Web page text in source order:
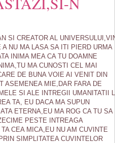
SI CREATOR AL
A NU MA LASA SA ITI PIERD URMA
INIMA MEA CA TU DOAMNE
MA CUNOSTI CEL MAI
DE BUNA VOIE AI VENIT DIN
ASEMENEA MIE,DAR FARA DE
SI ALE INTREGII UMANITATII
TA, EU DACA MA SUPUN
ETERNA,EU MA ROG CA TU SA
PESTE INTREAGA
CEA MICA,EU NU AM CUVINTE
SIMPLITATEA CUVINTELOR